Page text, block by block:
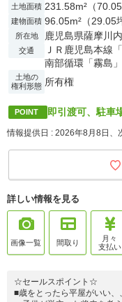
土地面積 231.58m²（
建物面積 96.05m²（29.05
所在地 鹿児島県薩摩川
交通
ＪＲ鹿児島本線
南部循環「霧島
土地の
権利形態 所有権
POINT 即引渡可、駐車
情報提供日 : 2026年8月8日、
詳しい情報を見る
画像一覧 間取り
月々
支払い
☆セールスポイント☆
■歳をとったら平屋がいい、